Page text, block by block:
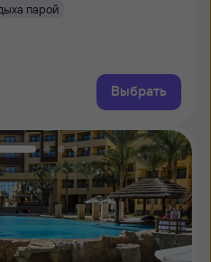
парой
Выбрать